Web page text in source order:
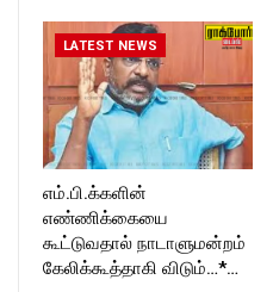
LATEST NEWS
எம்.பி.க்களின்
எண்ணிக்கையை
கூட்டுவதால் நாடாளுமன்றம்
கேலிக்கூத்தாகி விடும்…*…